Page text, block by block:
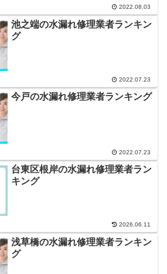
2022.08.03
池之端の水漏れ修理業者ランキン
グ
2022.07.23
今戸の水漏れ修理業者ランキング
2022.07.23
台東区根岸の水漏れ修理業者ラン
キング
2026.06.11
浅草橋の水漏れ修理業者ランキン
グ